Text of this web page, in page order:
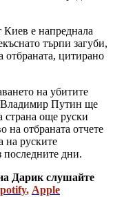
Киев е напреднала
търпи загуби,
отбраната, цитирано
на убитите
Владимир Путин ще
страна още руски
на отбраната отчете
на руските
дни.
Дарик слушайте
, Apple